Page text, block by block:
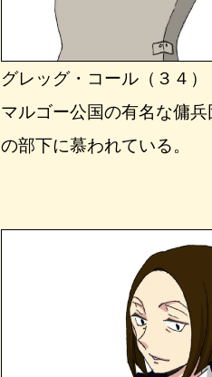
グレッグ・コール（３４）
マルゴー公国の有名な傭
の部下に慕われている。